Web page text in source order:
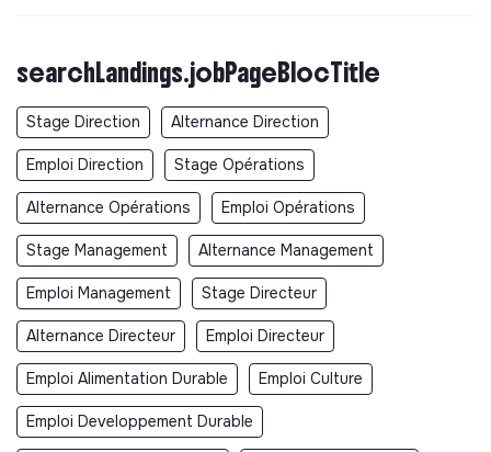
searchLandings.jobPageBlocTitle
Stage Direction Alternance Direction
Emploi Direction Stage Opérations
Alternance Opérations Emploi Opérations
Stage Management Alternance Management
Emploi Management Stage Directeur
Alternance Directeur Emploi Directeur
Emploi Alimentation Durable Emploi Culture
Emploi Developpement Durable